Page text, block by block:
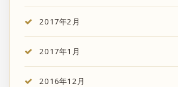
2017年2月
2017年1月
2016年12月